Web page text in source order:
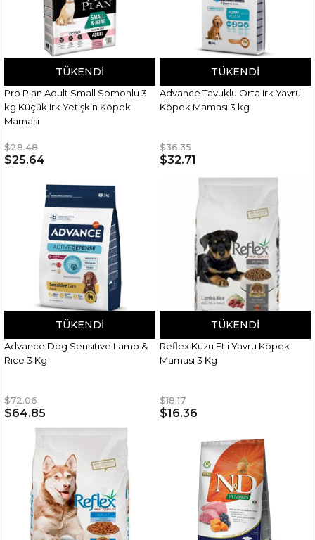
TÜKENDI
Pro Plan Adult Small Somonlu 3
kg Küçük Irk Yetişkin Köpek
Maması
$28.48
$25.64
TÜKENDI
Advance Tavuklu Orta Irk Yavru
Köpek Maması 3 kg
$36.35
$32.71
TÜKENDI
Advance Dog Sensıtıve Lamb &
Rıce 3 Kg
$72.06
$64.85
TÜKENDI
Reflex Kuzu Etli Yavru Köpek
Maması 3 Kg
$18.17
$16.36